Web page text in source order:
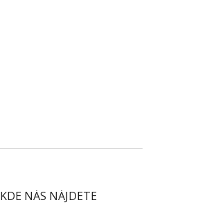
KDE NÁS NÁJDETE